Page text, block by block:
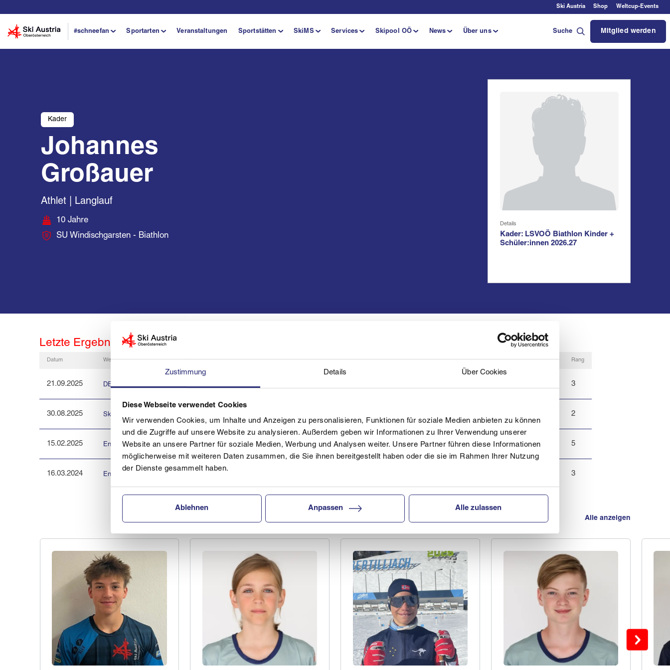
Zustimmung Details Über Cookies
Diese Webseite verwendet Cookies
Wir verwenden Cookies, um Inhalte und Anzeigen zu personalisieren, Funktionen für soziale Medien anbieten zu können
und die Zugriffe auf unsere Website zu analysieren. Außerdem geben wir Informationen zu Ihrer Verwendung unserer
Website an unsere Partner für soziale Medien, Werbung und Analysen weiter. Unsere Partner führen diese Informationen
möglicherweise mit weiteren Daten zusammen, die Sie ihnen bereitgestellt haben oder die sie im Rahmen Ihrer Nutzung
der Dienste gesammelt haben.
Ablehnen Anpassen Alle zulassen
Ski Austria Shop Weltcup-Events
#schneefan Sportarten Veranstaltungen Sportstätten SkiMS Services Skipool OÖ News Über uns Suche Mitglied werden
Kader
Johannes
Großauer
Athlet | Langlauf
10 Jahre
SU Windischgarsten - Biathlon
Details
Kader: LSVOÖ Biathlon Kinder +
Schüler:innen 2026.27
Letzte Ergebnisse
Datum Wettbewerb Ort Rang
21.09.2025 DER DOPPELSTOCK NÖ und OÖ LANDESCUP Skiroller Vielseitigkeitslauf 3
30.08.2025 Skiroller Landescup 2
15.02.2025 Energie AG Langlauf Landescup FT KRITERIUM powered by evileye Hutterer Böden / Höss oder je nach Schneelage 5
16.03.2024 Energie AG Langlauf LC powered by evil eye 3
Alle anzeigen